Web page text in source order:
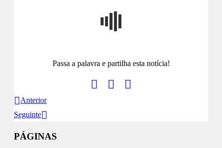
Passa a palavra e partilha esta notícia!
Anterior
Seguinte
PÁGINAS